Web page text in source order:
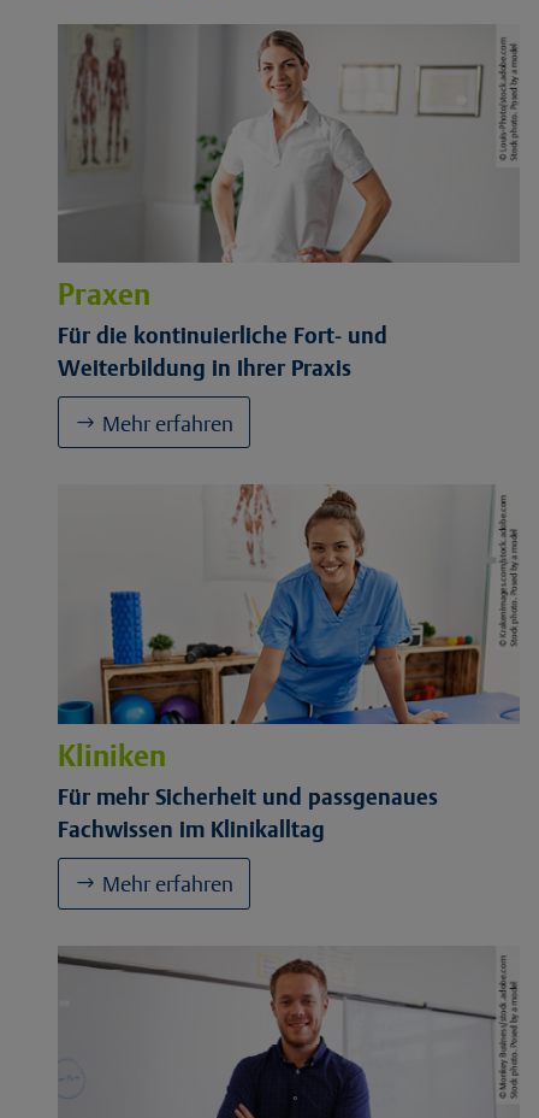
Praxen
Für die kontinuierliche Fort- und
Weiterbildung in Ihrer Praxis
Mehr erfahren
Kliniken
Für mehr Sicherheit und passgenaues
Fachwissen im Klinikalltag
Mehr erfahren